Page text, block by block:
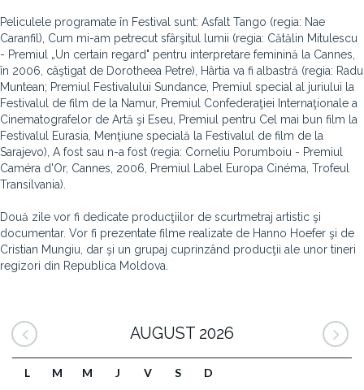
Peliculele programate în Festival sunt: Asfalt Tango (regia: Nae
Caranfil), Cum mi-am petrecut sfârşitul lumii (regia: Cătălin Mitulescu
- Premiul „Un certain regard" pentru interpretare feminină la Cannes,
în 2006, câştigat de Dorotheea Petre), Hârtia va fi albastră (regia: Radu
Muntean; Premiul Festivalului Sundance, Premiul special al juriului la
Festivalul de film de la Namur, Premiul Confederaţiei Internaţionale a
Cinematografelor de Artă şi Eseu, Premiul pentru Cel mai bun film la
Festivalul Eurasia, Menţiune specială la Festivalul de film de la
Sarajevo), A fost sau n-a fost (regia: Corneliu Porumboiu - Premiul
Caméra d'Or, Cannes, 2006, Premiul Label Europa Cinéma, Trofeul
Transilvania).
Două zile vor fi dedicate producţiilor de scurtmetraj artistic şi
documentar. Vor fi prezentate filme realizate de Hanno Hoefer şi de
Cristian Mungiu, dar şi un grupaj cuprinzând producţii ale unor tineri
regizori din Republica Moldova.
AUGUST 2026
L M M J V S D